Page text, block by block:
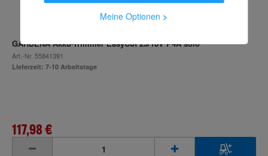
GARDENA Akku-Trimmer EasyCut 23/18V P4A solo
Art.-Nr. 55841391
Lieferzeit: 7-10 Arbeitstage
117,98 €
Meine Optionen >